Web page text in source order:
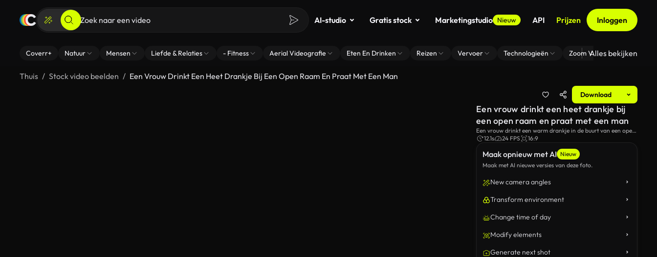
AI-studio Gratis stock Marketingstudio Nieuw API Prijzen Inloggen
Coverr+ Natuur Mensen Liefde & Relaties - Fitness Aerial Videografie Eten En Drinken Reizen Vervoer Technologieën Zoom Virtuele
Alles bekijken
Thuis Stock video beelden Een Vrouw Drinkt Een Heet Drankje Bij Een Open Raam En Praat Met Een Man
Download
Maak opnieuw met AI Nieuw
Maak met AI nieuwe versies van deze foto.
New camera angles
Transform environment
Change time of day
Modify elements
Generate next shot
Een vrouw drinkt een heet drankje bij
een open raam en praat met een man
Een vrouw drinkt een warm drankje in de buurt van een open
raam en praat met een man.
12.1s 24 FPS 16:9